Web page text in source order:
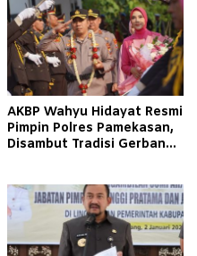
AKBP Wahyu Hidayat Resmi
Pimpin Polres Pamekasan,
Disambut Tradisi Gerbang